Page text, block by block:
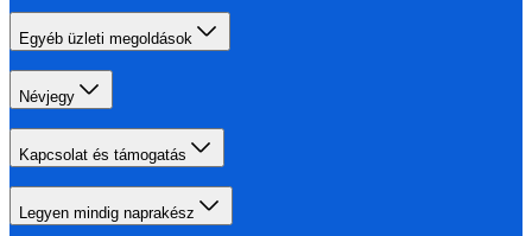
Egyéb üzleti megoldások
Névjegy
Kapcsolat és támogatás
Legyen mindig naprakész